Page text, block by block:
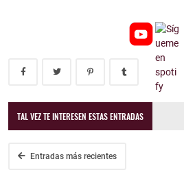
TAL VEZ TE INTERESEN ESTAS ENTRADAS
Entradas más recientes